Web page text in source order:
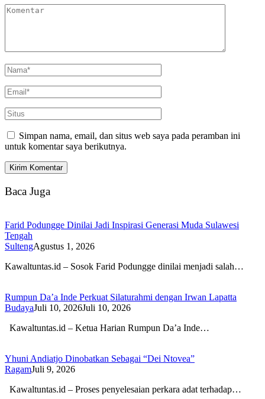
Simpan nama, email, dan situs web saya pada peramban ini
untuk komentar saya berikutnya.
Baca Juga
Farid Podungge Dinilai Jadi Inspirasi Generasi Muda Sulawesi
Tengah
SultengAgustus 1, 2026
Kawaltuntas.id – Sosok Farid Podungge dinilai menjadi salah…
Rumpun Da’a Inde Perkuat Silaturahmi dengan Irwan Lapatta
BudayaJuli 10, 2026Juli 10, 2026
Kawaltuntas.id – Ketua Harian Rumpun Da’a Inde…
Yhuni Andiatjo Dinobatkan Sebagai “Dei Ntovea”
RagamJuli 9, 2026
Kawaltuntas.id – Proses penyelesaian perkara adat terhadap…